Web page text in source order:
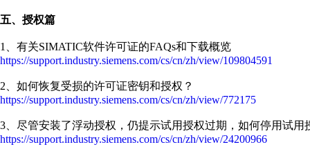
五、授权篇
1、有关SIMATIC软件许可证的FAQs和下载概览
https://support.industry.siemens.com/cs/cn/zh/view/109804591
2、如何恢复受损的许可证密钥和授权？
https://support.industry.siemens.com/cs/cn/zh/view/772175
3、尽管安装了浮动授权，仍提示试用授权过期，如何停用试用
https://support.industry.siemens.com/cs/cn/zh/view/24200966